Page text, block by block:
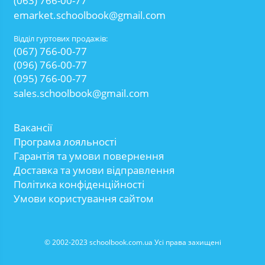
emarket.schoolbook@gmail.com
Відділ гуртових продажів:
(067) 766-00-77
(096) 766-00-77
(095) 766-00-77
sales.schoolbook@gmail.com
Вакансії
Програма лояльності
Гарантія та умови повернення
Доставка та умови відправлення
Політика конфіденційності
Умови користування сайтом
© 2002-2023 schoolbook.com.ua Усі права захищені